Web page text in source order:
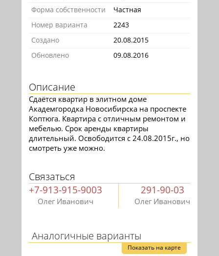
Форма собственности
Частная
Номер варианта
2243
Создано
20.08.2015
Обновлено
09.08.2016
Описание
Сдаётся квартир в элитном доме
Академгородка Новосибирска на проспекте
Коптюга. Квартира с отличным ремонтом и
мебелью. Срок аренды квартиры
длительный. Освободится с 24.08.2015г., но
смотреть уже можно.
Связаться
+7-913-915-9003
Олег Иванович
291-90-03
Олег Иванович
Аналогичные варианты
Показать на карте